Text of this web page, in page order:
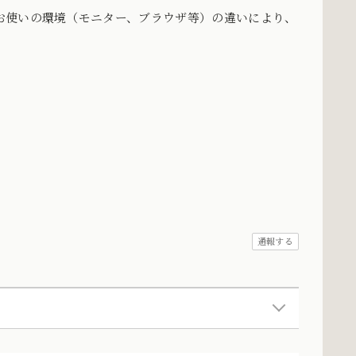
いの環境（モニター、ブラウザ等）の違いにより、
通報する